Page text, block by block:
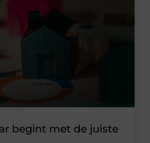
begint met de juiste